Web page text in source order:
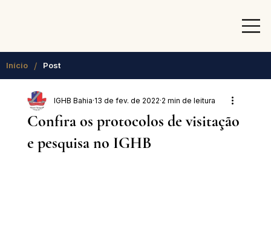
Início / Post
Confira os protocolos de visitação
e pesquisa no IGHB
IGHB Bahia 13 de fev. de 2022 2 min de leitura